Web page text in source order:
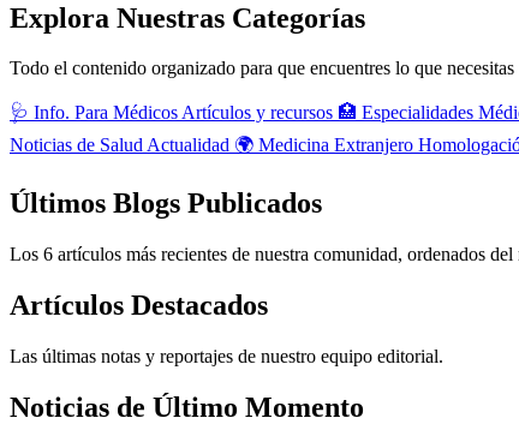
Explora Nuestras Categorías
Todo el contenido organizado para que encuentres lo que necesitas
🩺 Info. Para MédicosArtículos y recursos 🏥 Especialidades
Noticias de SaludActualidad 🌍 Medicina Extranjero
Últimos Blogs Publicados
Los 6 artículos más recientes de nuestra comunidad, ordenados
Artículos Destacados
Las últimas notas y reportajes de nuestro equipo editorial.
Noticias de Último Momento